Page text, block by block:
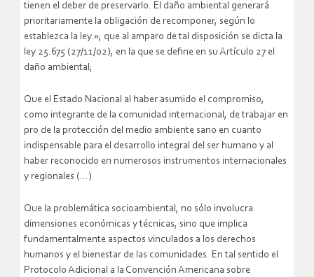
tienen el deber de preservarlo. El daño ambiental generará
prioritariamente la obligación de recomponer, según lo
establezca la ley.»; que al amparo de tal disposición se dicta la
ley 25.675 (27/11/02), en la que se define en su Artículo 27 el
daño ambiental;
Que el Estado Nacional al haber asumido el compromiso,
como integrante de la comunidad internacional, de trabajar en
pro de la protección del medio ambiente sano en cuanto
indispensable para el desarrollo integral del ser humano y al
haber reconocido en numerosos instrumentos internacionales
y regionales (…)
Que la problemática socioambiental, no sólo involucra
dimensiones económicas y técnicas, sino que implica
fundamentalmente aspectos vinculados a los derechos
humanos y el bienestar de las comunidades. En tal sentido el
Protocolo Adicional a la Convención Americana sobre